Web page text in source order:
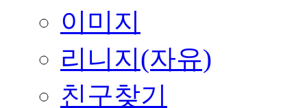
이미지
리니지(자유)
친구찾기